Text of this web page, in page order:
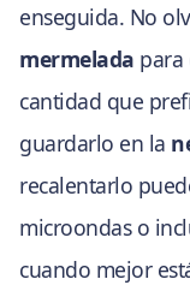
enseguida. No
mermelada para
cantidad que
guardarlo en la
recalentarlo
microondas o
cuando mejor